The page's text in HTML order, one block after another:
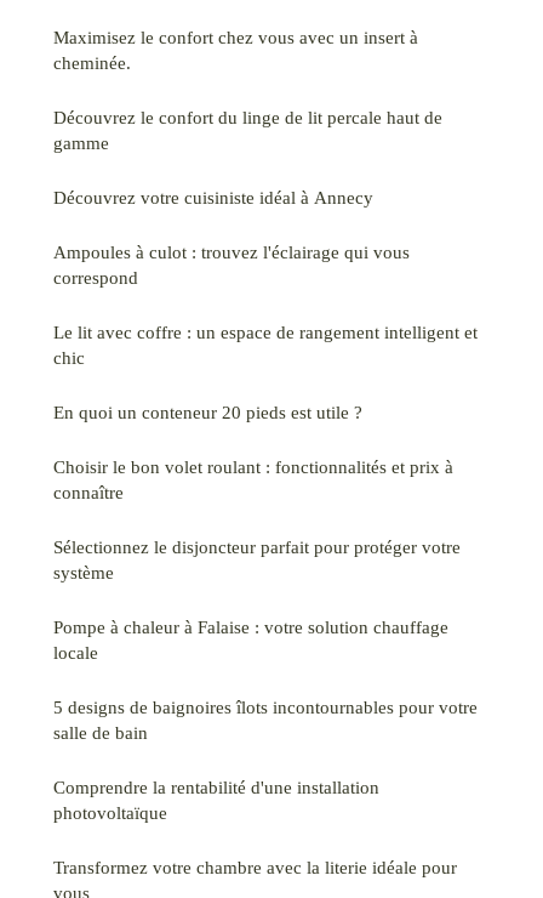
Maximisez le confort chez vous avec un insert à
cheminée.
Découvrez le confort du linge de lit percale haut de
gamme
Découvrez votre cuisiniste idéal à Annecy
Ampoules à culot : trouvez l'éclairage qui vous
correspond
Le lit avec coffre : un espace de rangement intelligent et
chic
En quoi un conteneur 20 pieds est utile ?
Choisir le bon volet roulant : fonctionnalités et prix à
connaître
Sélectionnez le disjoncteur parfait pour protéger votre
système
Pompe à chaleur à Falaise : votre solution chauffage
locale
5 designs de baignoires îlots incontournables pour votre
salle de bain
Comprendre la rentabilité d'une installation
photovoltaïque
Transformez votre chambre avec la literie idéale pour
vous